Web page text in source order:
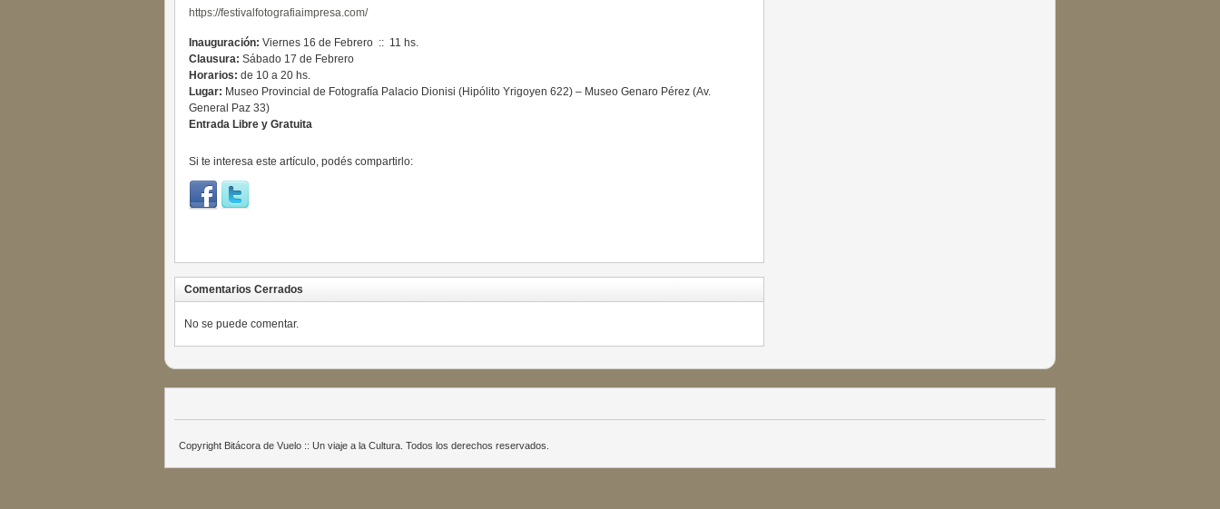
https://festivalfotografiaimpresa.com/
Inauguración: Viernes 16 de Febrero :: 11 hs.
Clausura: Sábado 17 de Febrero
Horarios: de 10 a 20 hs.
Lugar: Museo Provincial de Fotografía Palacio Dionisi (Hipólito Yrigoyen 622) – Museo Genaro Pérez (Av.
General Paz 33)
Entrada Libre y Gratuita
Si te interesa este artículo, podés compartirlo:
Comentarios Cerrados
No se puede comentar.
Copyright Bitácora de Vuelo :: Un viaje a la Cultura. Todos los derechos reservados.